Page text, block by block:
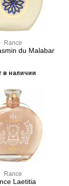
Rance
du Malabar
в наличии
Rance
Laetitia